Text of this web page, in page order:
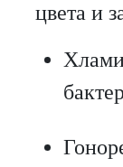
цвета и